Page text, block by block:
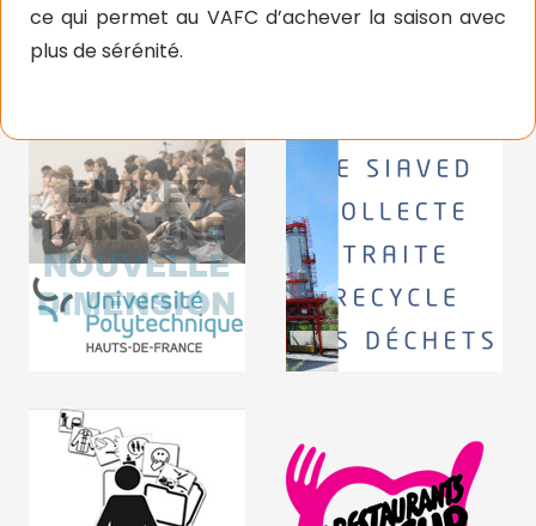
ce qui permet au VAFC d’achever la saison avec
plus de sérénité.